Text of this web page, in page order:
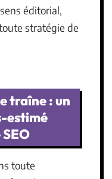
éditorial,
stratégie de
traîne : un
estimé
toute